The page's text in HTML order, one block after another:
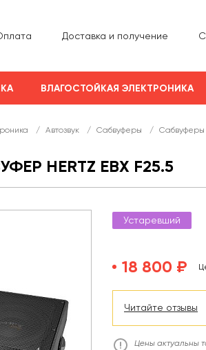
Доставка и получение
ВЛАГОСТОЙКАЯ ЭЛЕКТРОНИКА
/ Автозвук / Сабвуферы / Сабвуферы
HERTZ EBX F25.5
Устаревший
18 800 ₽
Читайте отзывы
Цены актуальны